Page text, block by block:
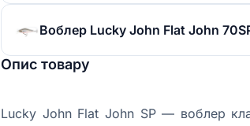
Воблер Lucky John Flat John
Опис товару
Lucky John Flat John SP — воблер